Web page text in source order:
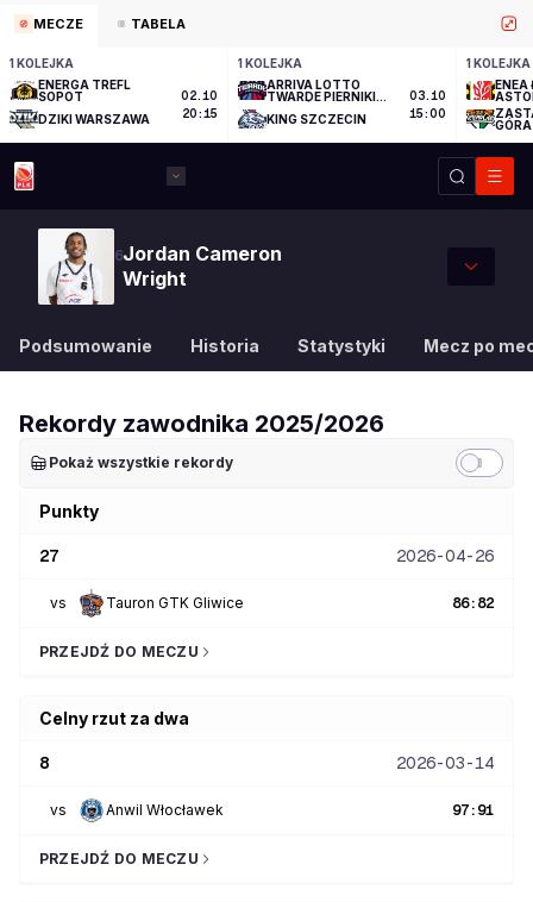
MECZE TABELA
1 KOLEJKA
ENERGA TREFL
SOPOT
DZIKI WARSZAWA
02.10
20:15
1 KOLEJKA
ARRIVA LOTTO
TWARDE PIERNIKI
KING SZCZECIN
03.10
15:00
1 KOLEJKA
ENEA
GÓRA
6Jordan Cameron
Wright
Podsumowanie Historia Statystyki Mecz po
Rekordy zawodnika 2025/2026
Pokaż wszystkie rekordy
Punkty
27 2026-04-26
vs Tauron GTK Gliwice 86: 82
PRZEJDŹ DO MECZU
Celny rzut za dwa
8 2026-03-14
vs Anwil Włocławek 97 : 91
PRZEJDŹ DO MECZU